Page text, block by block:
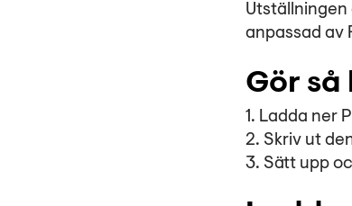
anpassad av
Gör så
1. Ladda ner
2. Skriv ut
3. Sätt upp